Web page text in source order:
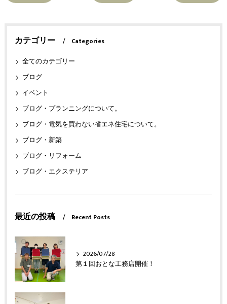
カテゴリー
Categories
全てのカテゴリー
ブログ
イベント
ブログ・プランニングについて。
ブログ・電気を買わない省エネ住宅について。
ブログ・新築
ブログ・リフォーム
ブログ・エクステリア
最近の投稿 Recent Posts
2026/07/28
第１回おとな工務店開催！